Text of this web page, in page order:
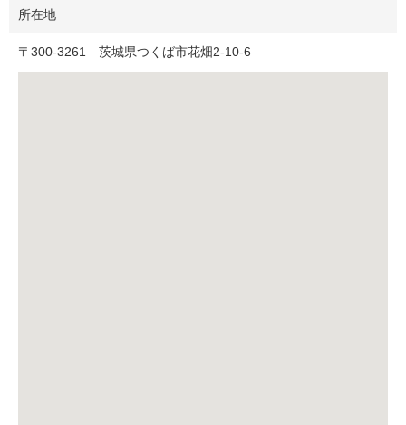
所在地
〒 300-3261 茨城県つくば市花畑2-10-6